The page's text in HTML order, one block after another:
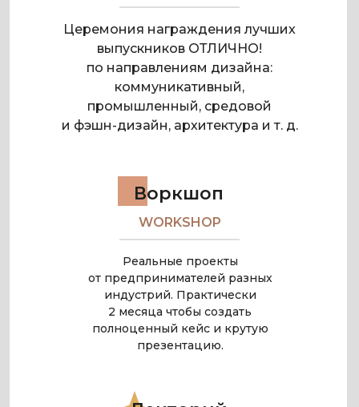
Церемония награждения лучших
выпускников ОТЛИЧНО!
по направлениям дизайна:
коммуникативный,
промышленный, средовой
и фэшн-дизайн, архитектура и т. д.
Реальные проекты
от предпринимателей разных
индустрий. Практически
2 месяца чтобы создать
полноценный кейс и крутую
презентацию.
Воркшоп
WORKSHOP